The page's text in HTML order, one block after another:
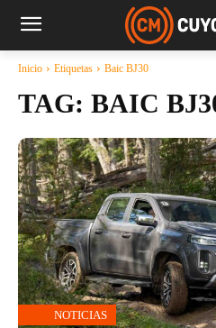
Inicio Etiquetas Baic BJ30
TAG: BAIC
NOTICIAS